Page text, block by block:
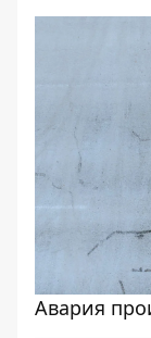
Авария